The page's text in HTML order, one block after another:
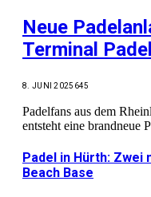
Neue
Terminal
8. JUNI 2025 645
Padelfans aus dem
entsteht eine brandneue
Padel in Hürth:
Beach Base